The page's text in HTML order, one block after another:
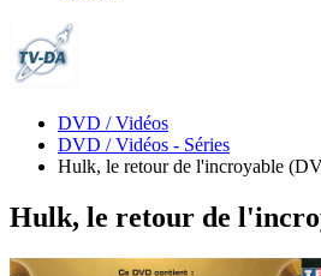
DVD / Vidéos
DVD / Vidéos - Séries
Hulk, le retour de l'incroyable
Hulk, le retour de